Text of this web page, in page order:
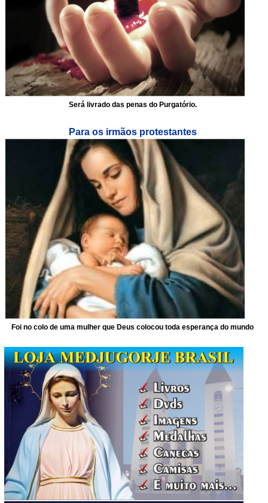
Será livrado das penas do Purgatório.
Para os irmãos protestantes
Foi no colo de uma mulher que Deus colocou toda esperança do mundo